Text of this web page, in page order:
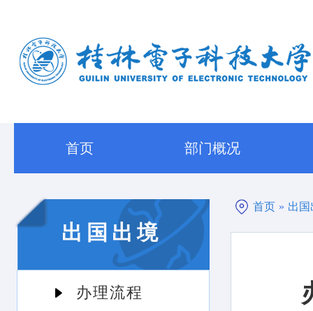
首页 部门概况
出国出境
办理流程
首页 » 出国